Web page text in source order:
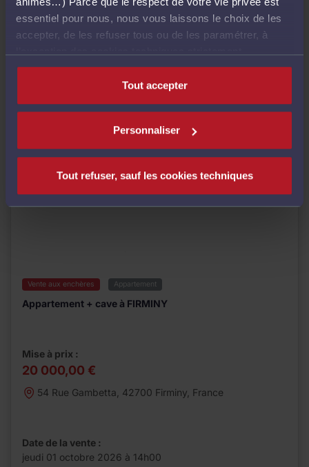
essentiel pour nous, nous vous laissons le choix de les
accepter, de les refuser tous ou de les paramétrer, à
nécessaires au fonctionnement du site.
Tout accepter
Personnaliser
Tout refuser, sauf les cookies techniques
Vente aux enchères Appartement
Appartement + cave à FIRMINY
Mise à prix :
20 000,00 €
54 Rue Gambetta, 42700 Firminy, France
Date de la vente :
jeudi 01 octobre 2026 à 14h00